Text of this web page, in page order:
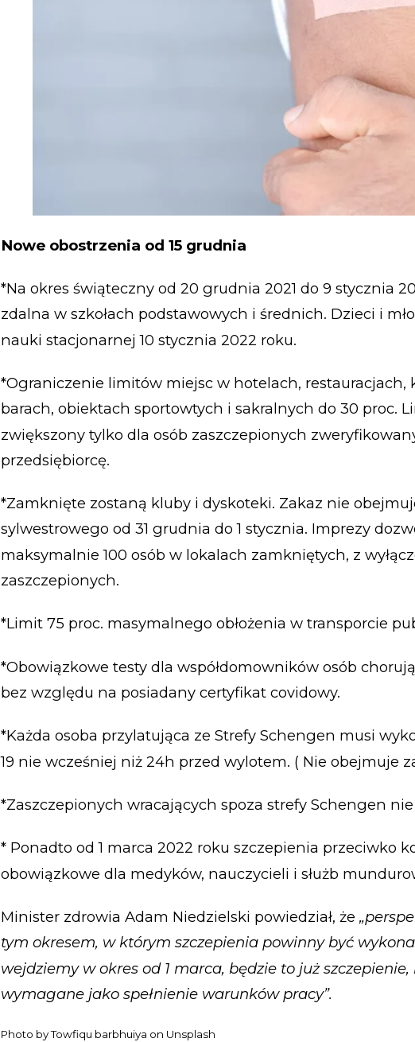
Nowe obostrzenia od 15 grudnia
*Na okres świąteczny od 20 grudnia 2021 do 9 stycznia
zdalna w szkołach podstawowych i średnich. Dzieci i
nauki stacjonarnej 10 stycznia 2022 roku.
*Ograniczenie limitów miejsc w hotelach, restauracjach,
barach, obiektach sportowtych i sakralnych do 30 proc.
zwiększony tylko dla osób zaszczepionych
przedsiębiorcę.
*Zamknięte zostaną kluby i dyskoteki. Zakaz nie
sylwestrowego od 31 grudnia do 1 stycznia. Imprezy
maksymalnie 100 osób w lokalach zamkniętych, z
zaszczepionych.
*Limit 75 proc. masymalnego obłożenia w transporcie
*Obowiązkowe testy dla współdomowników osób
bez względu na posiadany certyfikat covidowy.
*Każda osoba przylatująca ze Strefy Schengen musi
19 nie wcześniej niż 24h przed wylotem. ( Nie obejmuje
*Zaszczepionych wracających spoza strefy Schengen
* Ponadto od 1 marca 2022 roku szczepienia przeciwko
obowiązkowe dla medyków, nauczycieli i służb
Minister zdrowia Adam Niedzielski powiedział, że
tym okresem, w którym szczepienia powinny być
wejdziemy w okres od 1 marca, będzie to już
wymagane jako spełnienie warunków pracy”.
Photo byTowfiqu barbhuiya on Unsplash